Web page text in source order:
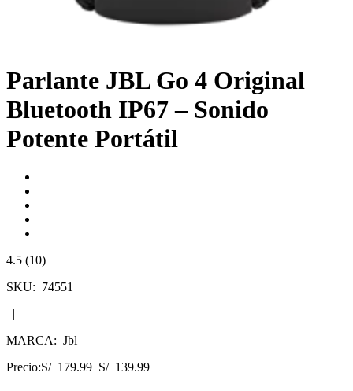
Parlante JBL Go 4 Original
Bluetooth IP67 – Sonido
Potente Portátil
4.5 (10)
SKU: 74551
|
MARCA: Jbl
Precio:S/ 179.99 S/ 139.99